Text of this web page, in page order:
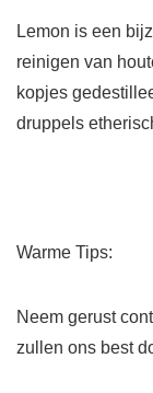
Lemon is een
reinigen van
kopjes
druppels
Warme Tips:
Neem gerust
zullen ons best